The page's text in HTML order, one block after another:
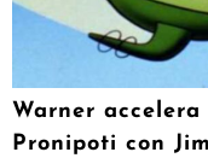
Warner
Pronipoti con